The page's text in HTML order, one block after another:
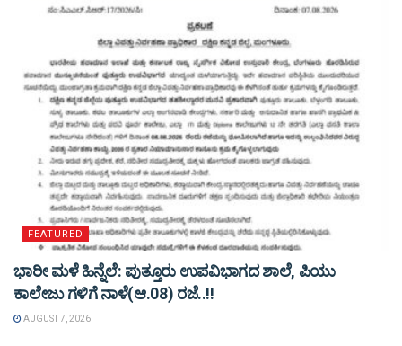
FEATURED
ಭಾರೀ ಮಳೆ ಹಿನ್ನೆಲೆ: ಪುತ್ತೂರು ಉಪವಿಭಾಗದ ಶಾಲೆ, ಪಿಯು
ಕಾಲೇಜು ಗಳಿಗೆ ನಾಳೆ(ಆ.08) ರಜೆ..!!
AUGUST 7, 2026